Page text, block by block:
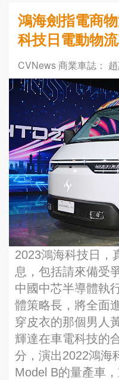
鴻海劍指電商
科技日電動物
CVNews 商業車誌：
2023鴻海科技日，
息，包括請來備受
中國中芯半導體執
體策略長，將全面
穿皮衣的那個男人
輝達在車電科技的
分，演出2022鴻海
Model B的量產車